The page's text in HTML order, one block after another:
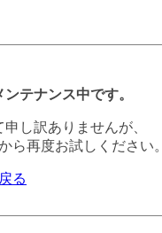
テナンス中です。
し訳ありませんが、
ら再度お試しください。
戻る